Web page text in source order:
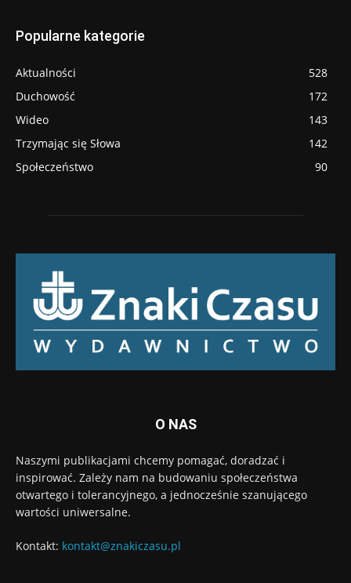
Popularne kategorie
Aktualności
528
Duchowość
172
Wideo
143
Trzymając się Słowa
142
Społeczeństwo
90
O NAS
Naszymi publikacjami chcemy pomagać, doradzać i
inspirować. Zależy nam na budowaniu społeczeństwa
otwartego i tolerancyjnego, a jednocześnie szanującego
wartości uniwersalne.
Kontakt: kontakt@znakiczasu.pl